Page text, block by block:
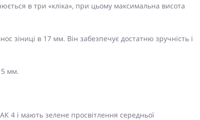
в три «кліка», при цьому максимальна висота
зіниці в 17 мм. Він забезпечує достатню зручність і
5 мм.
4 і мають зелене просвітлення середньої